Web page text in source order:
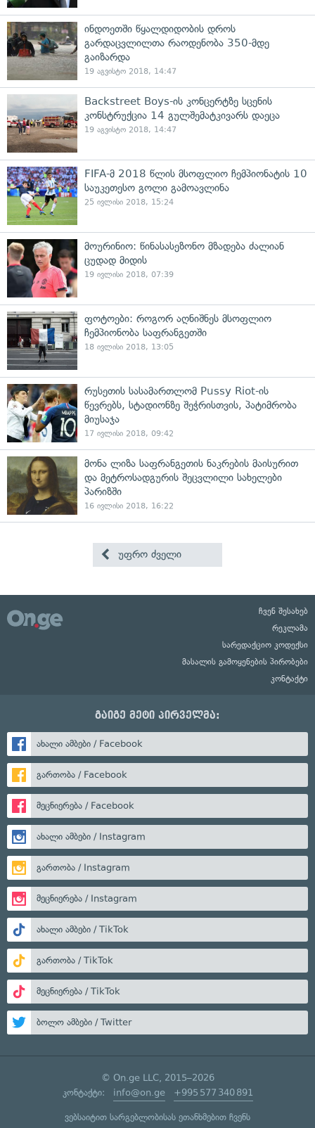
ინდოეთში წყალდიდობის დროს
გარდაცვლილთა რაოდენობა 350-მდე
გაიზარდა
19 აგვისტო 2018, 14:47
Backstreet Boys-ის კონცერტზე სცენის
კონსტრუქცია 14 გულშემატკივარს დაეცა
19 აგვისტო 2018, 14:47
FIFA-მ 2018 წლის მსოფლიო ჩემპიონატის 10
საუკეთესო გოლი გამოავლინა
25 ივლისი 2018, 15:24
მოურინიო: წინასასეზონო მზადება ძალიან
ცუდად მიდის
19 ივლისი 2018, 07:39
ფოტოები: როგორ აღნიშნეს მსოფლიო
ჩემპიონობა საფრანგეთში
18 ივლისი 2018, 13:05
რუსეთის სასამართლომ Pussy Riot-ის
წევრებს, სტადიონზე შეჭრისთვის, პატიმრობა
მიუსაჯა
17 ივლისი 2018, 09:42
მონა ლიზა საფრანგეთის ნაკრების მაისურით
და მეტროსადგურის შეცვლილი სახელები
პარიზში
16 ივლისი 2018, 16:22
უფრო ძველი
ჩვენ შესახებ
რეკლამა
სარედაქციო კოდექსი
მასალის გამოყენების პირობები
კონტაქტი
გაიგე მეტი პირველმა:
ახალი ამბები / Facebook
გართობა / Facebook
მეცნიერება / Facebook
ახალი ამბები / Instagram
გართობა / Instagram
მეცნიერება / Instagram
ახალი ამბები / TikTok
გართობა / TikTok
მეცნიერება / TikTok
ბოლო ამბები / Twitter
© On.ge LLC, 2015–2026
კონტაქტი: info@on.ge +995 577 340 891
ვებსაიტით სარგებლობისას ეთანხმებით ჩვენს